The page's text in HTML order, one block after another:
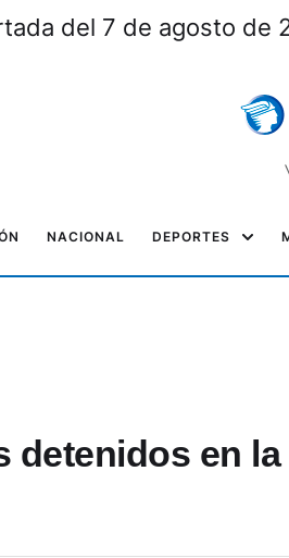
del 7 de agosto de
NACIONAL DEPORTES
detenidos en